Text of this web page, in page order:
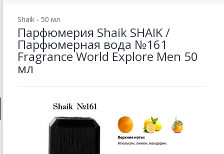
Shaik - 50 мл
Парфюмерия Shaik SHAIK /
Парфюмерная вода №161
Fragrance World Explore Men 50
мл